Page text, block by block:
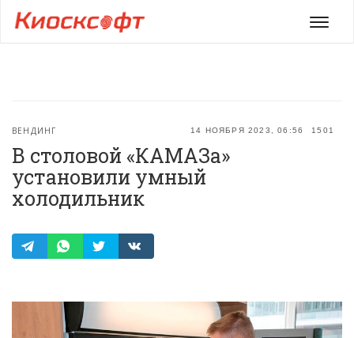
Меню
14 НОЯБРЯ 2023, 06:56 1501
ВЕНДИНГ
В столовой «КАМАЗа»
установили умный
холодильник